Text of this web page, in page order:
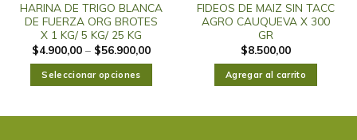
HARINA DE TRIGO BLANCA
DE FUERZA ORG BROTES
X 1 KG/ 5 KG/ 25 KG
$4.900,00 – $56.900,00
Seleccionar opciones
FIDEOS DE MAIZ SIN TACC
AGRO CAUQUEVA X 300
GR
$8.500,00
Agregar al carrito